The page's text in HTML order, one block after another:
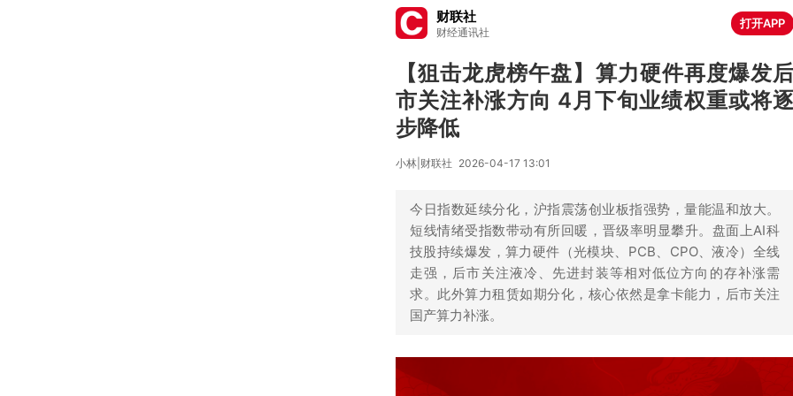
财联社
财经通讯社
打开APP
【狙击龙虎榜午盘】算力硬件再度爆发后
市关注补涨方向 4月下旬业绩权重或将逐
步降低
小林|财联社 2026-04-17 13:01
今日指数延续分化，沪指震荡创业板指强势，量能温和放大。
短线情绪受指数带动有所回暖，晋级率明显攀升。盘面上AI科
技股持续爆发，算力硬件（光模块、PCB、CPO、液冷）全线
走强，后市关注液冷、先进封装等相对低位方向的存补涨需
求。此外算力租赁如期分化，核心依然是拿卡能力，后市关注
国产算力补涨。